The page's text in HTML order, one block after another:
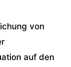
von
auf den